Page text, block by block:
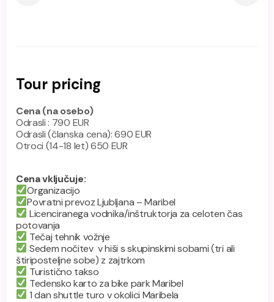
Tour pricing
Cena (na osebo)
Odrasli : 790 EUR
Odrasli (članska cena): 690 EUR
Otroci (14-18 let) 650 EUR
Cena vključuje:
Organizacijo
Povratni prevoz Ljubljana – Maribel
Licenciranega vodnika/inštruktorja za celoten čas
potovanja
Tečaj tehnik vožnje
Sedem nočitev v hiši s skupinskimi sobami (tri ali
štiriposteljne sobe) z zajtrkom
Turistično takso
Tedensko karto za bike park Maribel
1 dan shuttle turo v okolici Maribela